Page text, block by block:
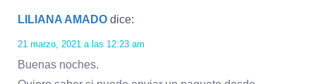
LILIANA AMADO dice:
21 marzo, 2021 a las 12:23 am
Buenas noches.